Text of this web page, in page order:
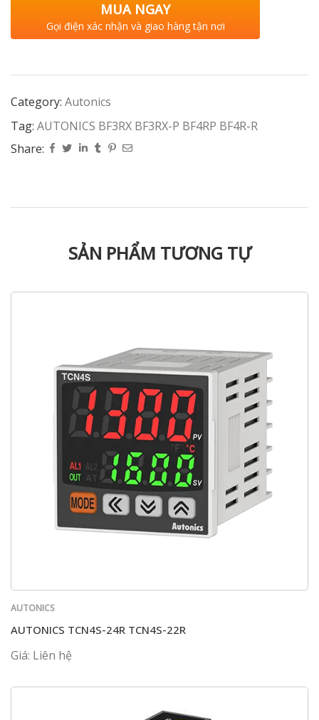
MUA NGAY
Gọi điện xác nhận và giao hàng tận nơi
Category: Autonics
Tag: AUTONICS BF3RX BF3RX-P BF4RP BF4R-R
Share:
SẢN PHẨM TƯƠNG TỰ
AUTONICS
AUTONICS TCN4S-24R TCN4S-22R
Giá: Liên hệ